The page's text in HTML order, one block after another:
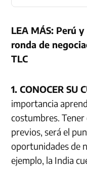
LEA MÁS: Perú
ronda de
TLC
1. CONOCER SU
importancia
costumbres.
previos, será el
oportunidades de
ejemplo, la India